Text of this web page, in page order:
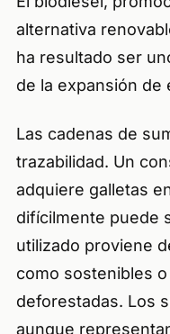
alternativa
ha resultado ser
de la expansión de
Las cadenas de
trazabilidad. Un
adquiere galletas
difícilmente puede
utilizado proviene
como sostenibles
deforestadas. Los
aunque